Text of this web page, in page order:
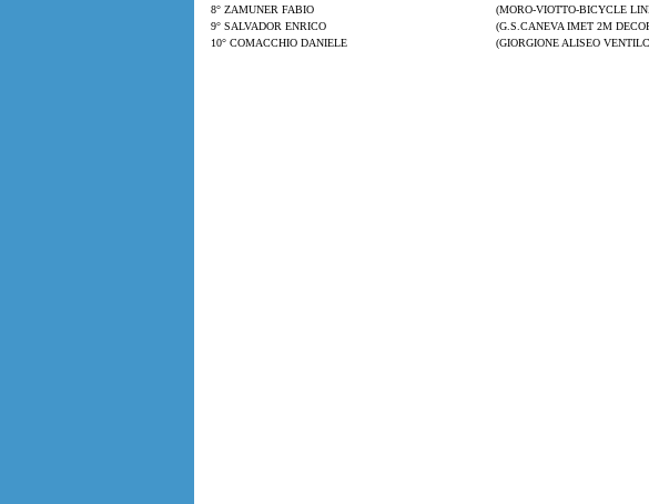
8° ZAMUNER FABIO
(MORO-VIOTTO-BICYCLE
9° SALVADOR ENRICO
(G.S.CANEVA IMET 2M
10° COMACCHIO DANIELE
(GIORGIONE ALISEO